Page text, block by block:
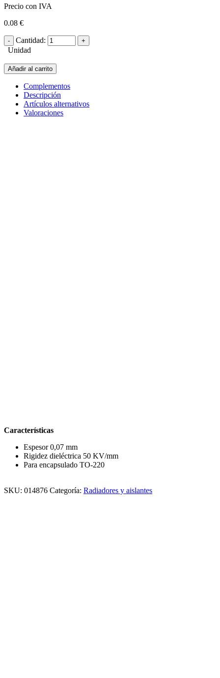
Precio con IVA
0.08 €
Cantidad:
Unidad
Añadir al carrito
Complementos
Descripción
Artículos alternativos
Valoraciones
Características
Espesor 0,07 mm
Rigidez dieléctrica 50 KV/mm
Para encapsulado TO-220
SKU: 014876 Categoría: Radiadores y aislantes